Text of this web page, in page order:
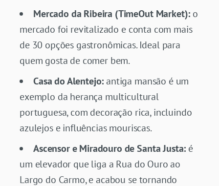
Mercado da Ribeira (TimeOut Market): o
mercado foi revitalizado e conta com mais
de 30 opções gastronômicas. Ideal para
quem gosta de comer bem.
Casa do Alentejo:antiga mansão é um
exemplo da herança multicultural
portuguesa, com decoração rica, incluindo
azulejos e influências mouriscas.
Ascensor e Miradouro de Santa Justa: é
um elevador que liga a Rua do Ouro ao
Largo do Carmo, e acabou se tornando